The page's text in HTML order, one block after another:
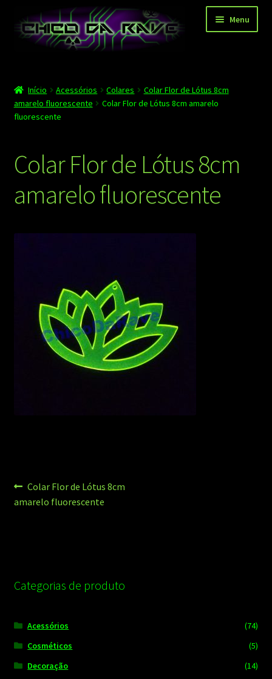
para
navegação
para
Menu
Depoimentos
Finalizar compra
Minha conta
Contato
Início Acessórios Colares
Colar Flor de Lótus 8cm
amarelo fluorescente
Colar Flor de Lótus 8cm amarelo
fluorescente
Colar Flor de Lótus 8cm
amarelo fluorescente
Navegação
de
Post
anterior:
Colar Flor de Lótus 8cm
amarelo fluorescente
Categorias de produto
Acessórios
(74)
Cosméticos
(5)
Decoração
(14)